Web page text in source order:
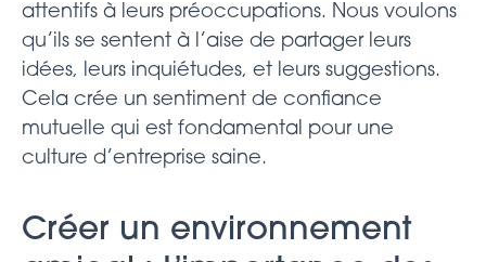
attentifs à leurs préoccupations. Nous voulons
qu’ils se sentent à l’aise de partager leurs
idées, leurs inquiétudes, et leurs suggestions.
Cela crée un sentiment de confiance
mutuelle qui est fondamental pour une
culture d’entreprise saine.
Créer un environnement